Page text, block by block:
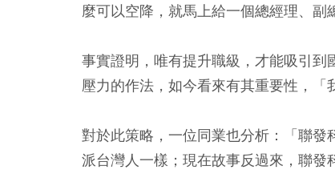
麼可以空降，就馬上給一個總經理、副
事實證明，唯有提升職級，才能吸引
壓力的作法，如今看來有其重要性，「
對於此策略，一位同業也分析：「聯
派台灣人一樣；現在故事反過來，聯發